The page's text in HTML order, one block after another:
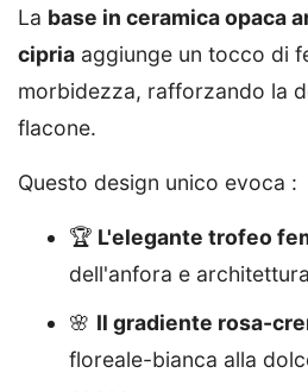
La base in ceramica opaca
cipria aggiunge un tocco di
morbidezza, rafforzando la
flacone.
Questo design unico evoca :
🏆 L'elegante trofeo
dell'anfora e
🌸 Il gradiente rosa-
floreale-bianca alla